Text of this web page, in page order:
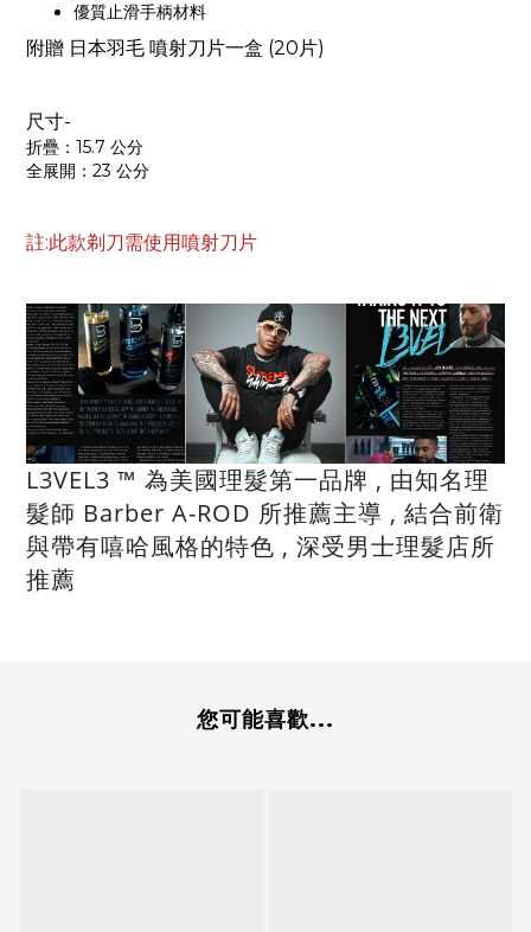
優質止滑手柄材料
附贈 日本羽毛 噴射刀片一盒 (20片)
尺寸-
折疊：15.7 公分
全展開：23 公分
註:此款剃刀需使用噴射刀片
L3VEL3 ™️ 為美國理髮第一品牌 , 由知名理
髮師 Barber A-ROD 所推薦主導 , 結合前衛
與帶有嘻哈風格的特色 , 深受男士理髮店所
推薦
您可能喜歡...